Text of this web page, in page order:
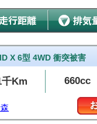
X 6型 4WD 衝突被害
千Km 660cc